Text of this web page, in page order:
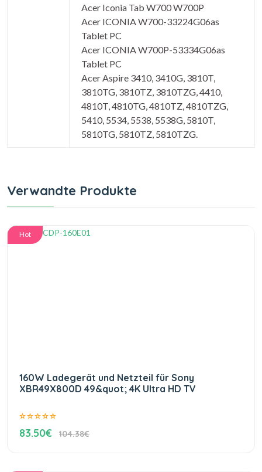
Acer Iconia Tab W700 W700P
Acer ICONIA W700-33224G06as
Tablet PC
Acer ICONIA W700P-53334G06as
Tablet PC
Acer Aspire 3410, 3410G, 3810T,
3810TG, 3810TZ, 3810TZG, 4410,
4810T, 4810TG, 4810TZ, 4810TZG,
5410, 5534, 5538, 5538G, 5810T,
5810TG, 5810TZ, 5810TZG.
Verwandte Produkte
Hot
160W Ladegerät und Netzteil für Sony
XBR49X800D 49&quot; 4K Ultra HD TV
83.50€ 104.38€